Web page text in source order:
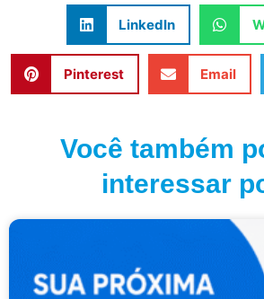
LinkedIn
Pinterest Email
Você também
interessar